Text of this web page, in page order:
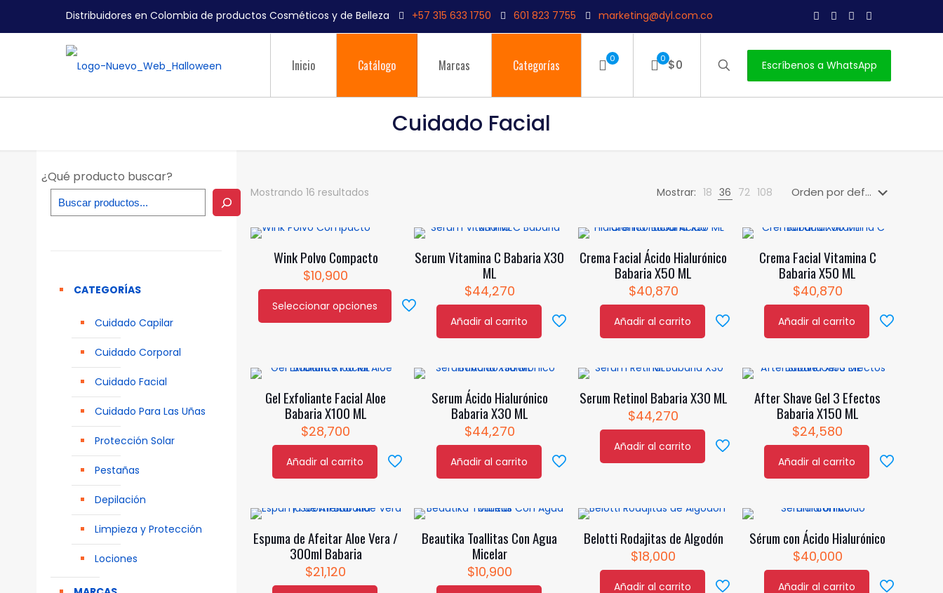
Distribuidores en Colombia de productos Cosméticos y de Belleza +57 315 633 1750 601 823 7755 marketing@dyl.com.co
Inicio Catálogo Marcas Categorías 0 0 $0 Escríbenos a WhatsApp
Cuidado Facial
Mostrando 16 resultados Mostrar: 18 36 72 108
Wink Polvo Compacto
$10,900
Seleccionar opciones
Este
múltiples
variantes.
Las
opciones
la
página
de
producto
Serum Vitamina C Babaria X30
ML
$44,270
Añadir al carrito
Crema Facial Ácido Hialurónico
Babaria X50 ML
$40,870
Añadir al carrito
Crema Facial Vitamina C
Babaria X50 ML
$40,870
Añadir al carrito
Gel Exfoliante Facial Aloe
Babaria X100 ML
$28,700
Añadir al carrito
Serum Ácido Hialurónico
Babaria X30 ML
$44,270
Añadir al carrito
Serum Retinol Babaria X30 ML
$44,270
Añadir al carrito
After Shave Gel 3 Efectos
Babaria X150 ML
$24,580
Añadir al carrito
Espuma de Afeitar Aloe Vera /
300ml Babaria
$21,120
Beautika Toallitas Con Agua
Micelar
$10,900
Belotti Rodajitas de Algodón
$18,000
Añadir al carrito
Sérum con Ácido Hialurónico
$40,000
Añadir al carrito
¿Qué producto buscar?
CATEGORÍAS
Cuidado Capilar
Cuidado Corporal
Cuidado Facial
Cuidado Para Las Uñas
Protección Solar
Pestañas
Depilación
Limpieza y Protección
Lociones